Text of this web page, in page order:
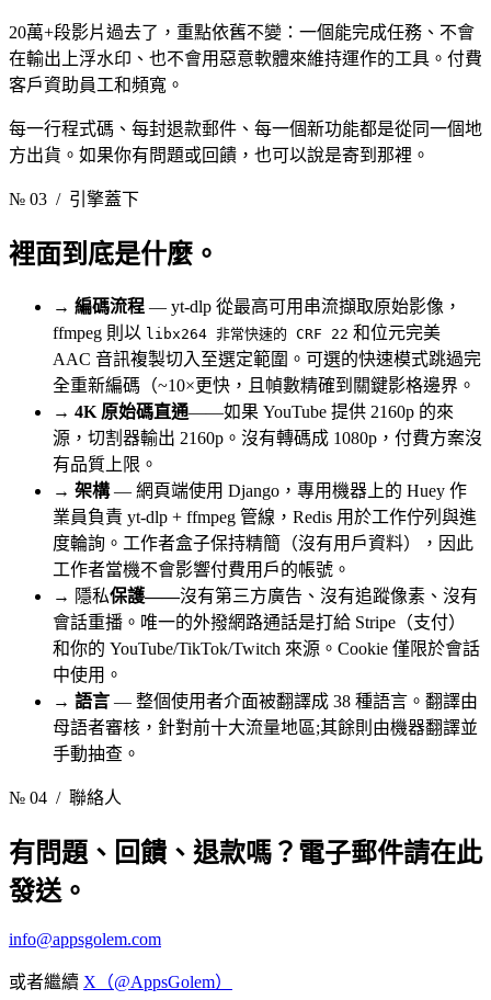
20萬+段影片過去了，重點依舊不變：一個能完成任務、不會
在輸出上浮水印、也不會用惡意軟體來維持運作的工具。付費
客戶資助員工和頻寬。
每一行程式碼、每封退款郵件、每一個新功能都是從同一個地
方出貨。如果你有問題或回饋，也可以說是寄到那裡。
№ 03 / 引擎蓋下
裡面到底是什麼。
→ 編碼流程 — yt-dlp 從最高可用串流擷取原始影像，
ffmpeg 則以 libx264 非常快速的 CRF 22 和位元完美
AAC 音訊複製切入至選定範圍。可選的快速模式跳過完
全重新編碼（~10×更快，且幀數精確到關鍵影格邊界。
→ 4K 原始碼直通——如果 YouTube 提供 2160p 的來
源，切割器輸出 2160p。沒有轉碼成 1080p，付費方案沒
有品質上限。
→ 架構— 網頁端使用 Django，專用機器上的 Huey 作
業員負責 yt-dlp + ffmpeg 管線，Redis 用於工作佇列與進
度輪詢。工作者盒子保持精簡（沒有用戶資料），因此
工作者當機不會影響付費用戶的帳號。
→ 隱私保護——沒有第三方廣告、沒有追蹤像素、沒有
會話重播。唯一的外撥網路通話是打給 Stripe（支付）
和你的 YouTube/TikTok/Twitch 來源。Cookie 僅限於會話
中使用。
→ 語言 — 整個使用者介面被翻譯成 38 種語言。翻譯由
母語者審核，針對前十大流量地區;其餘則由機器翻譯並
手動抽查。
№ 04 / 聯絡人
有問題、回饋、退款嗎？電子郵件請在此
發送。
info@appsgolem.com
或者繼續 X（@AppsGolem）